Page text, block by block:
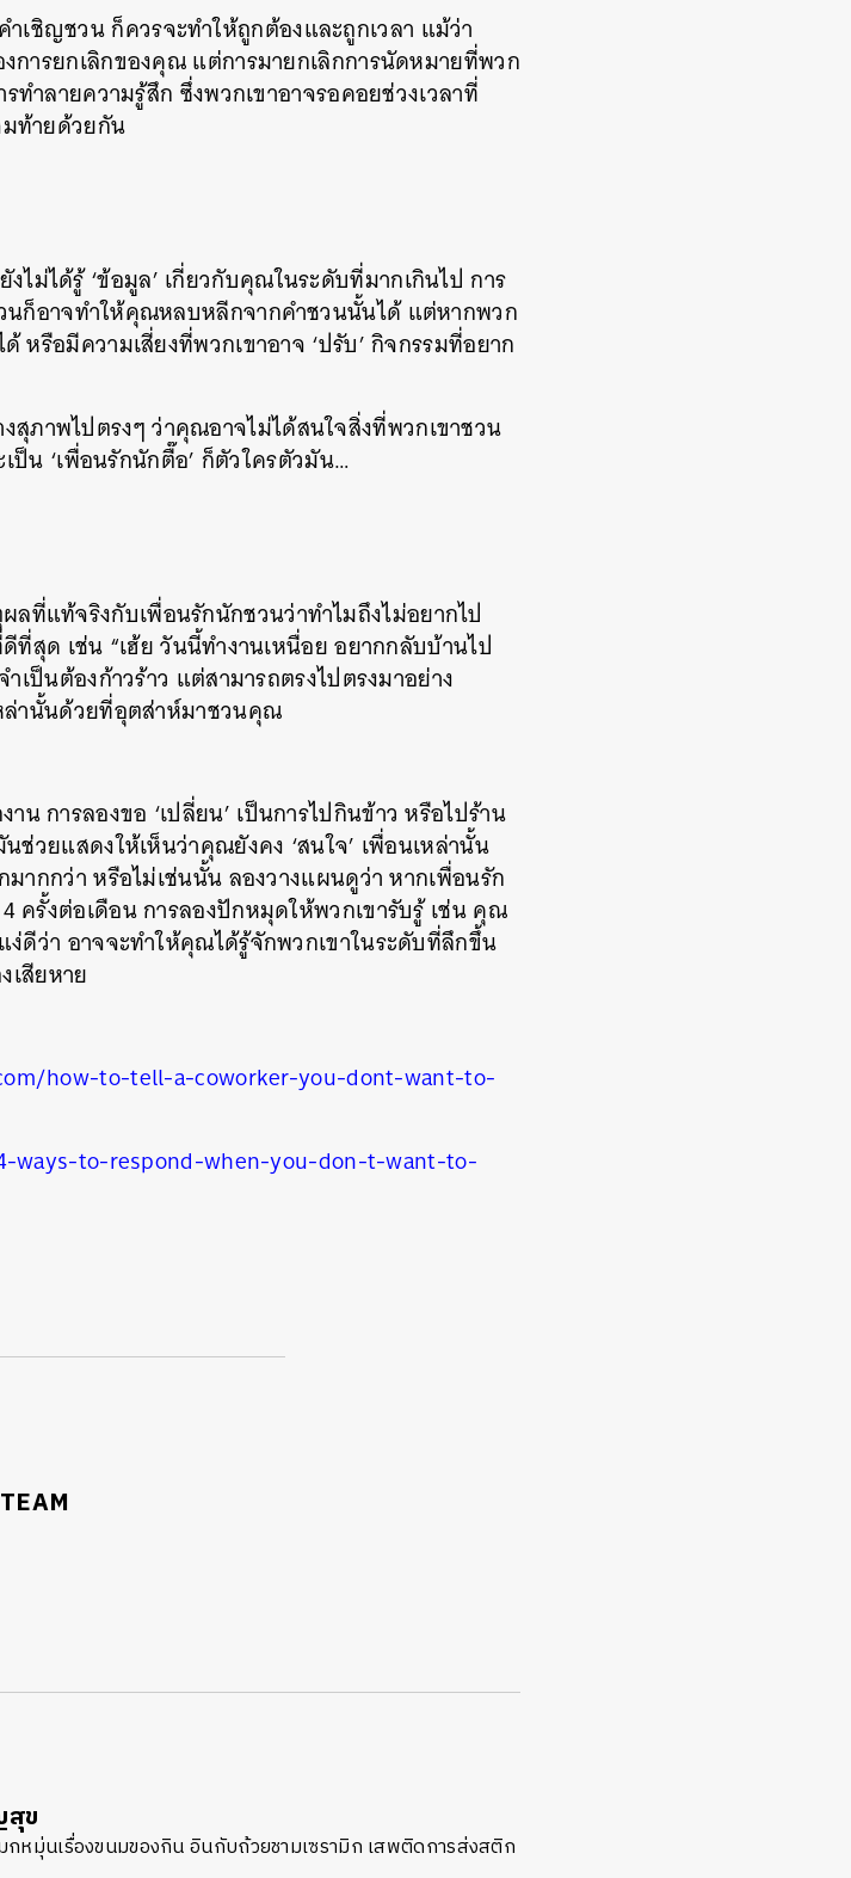
เชิญชวน ก็ควรจะทำให้ถูกต้องและถูกเวลา แม้ว่า
การยกเลิกของคุณ แต่การมายกเลิกการนัดหมายที่พวก
ทำลายความรู้สึก ซึ่งพวกเขาอาจรอคอยช่วงเวลาที่
ท้ายด้วยกัน
ม่ได้รู้ ‘ข้อมูล’ เกี่ยวกับคุณในระดับที่มากเกินไป การ
นก็อาจทำให้คุณหลบหลีกจากคำชวนนั้นได้ แต่หากพวก
หรือมีความเสี่ยงที่พวกเขาอาจ ‘ปรับ’ กิจกรรมที่อยาก
ภาพไปตรงๆ ว่าคุณอาจไม่ได้สนใจสิ่งที่พวกเขาชวน
ป็น ‘เพื่อนรักนักตื๊อ’ ก็ตัวใครตัวมัน…
ที่แท้จริงกับเพื่อนรักนักชวนว่าทำไมถึงไม่อยากไป
ที่สุด เช่น “เฮ้ย วันนี้ทำงานเหนื่อย อยากกลับบ้านไป
เป็นต้องก้าวร้าว แต่สามารถตรงไปตรงมาอย่าง
ล่านั้นด้วยที่อุตส่าห์มาชวนคุณ
น การลองขอ ‘เปลี่ยน’ เป็นการไปกินข้าว หรือไปร้าน
วยแสดงให้เห็นว่าคุณยังคง ‘สนใจ’ เพื่อนเหล่านั้น
ากกว่า หรือไม่เช่นนั้น ลองวางแผนดูว่า หากเพื่อนรัก
รั้งต่อเดือน การลองปักหมุดให้พวกเขารับรู้ เช่น คุณ
ดีว่า อาจจะทำให้คุณได้รู้จักพวกเขาในระดับที่ลึกขึ้น
เสียหาย
how-to-tell-a-coworker-you-dont-want-to-
to-respond-when-you-don-t-want-to-
สุข
หมุ่นเรื่องขนมของกิน อินกับถ้วยชามเซรามิก เสพติดการส่งสติก
LINE EMAIL